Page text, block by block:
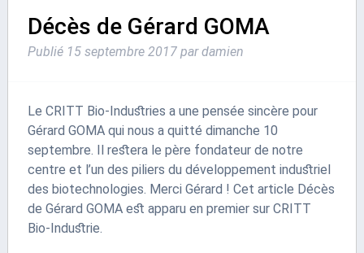
Décès de Gérard GOMA
Publié 15 septembre 2017 par damien
Le CRITT Bio-Industries a une pensée sincère pour
Gérard GOMA qui nous a quitté dimanche 10
septembre. Il restera le père fondateur de notre
centre et l’un des piliers du développement industriel
des biotechnologies. Merci Gérard ! Cet article Décès
de Gérard GOMA est apparu en premier sur CRITT
Bio-Industrie.